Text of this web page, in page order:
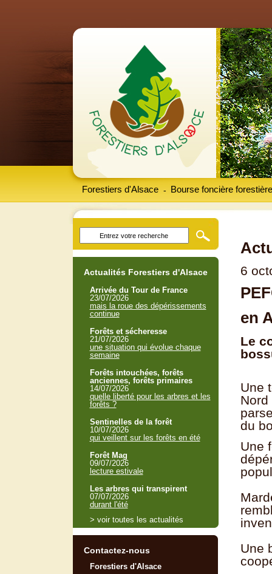
Forestiers d'Alsace Bourse foncière forestière
-
6
en
Le
Une
du
Une
Une
Actualités Forestiers d'Alsace
Arrivée du Tour de France
23/07/2026
mais la roue des dépérissements
continue
Forêts et sécheresse
21/07/2026
une situation qui évolue chaque
semaine
Forêts intouchées, forêts
anciennes, forêts primaires
14/07/2026
quelle liberté pour les arbres et les
forêts ?
Sentinelles de la forêt
10/07/2026
qui veillent sur les forêts en été
Forêt Mag
09/07/2026
lecture estivale
Les arbres qui transpirent
07/07/2026
durant l'été
> voir toutes les actualités
Contactez-nous
Forestiers d'Alsace